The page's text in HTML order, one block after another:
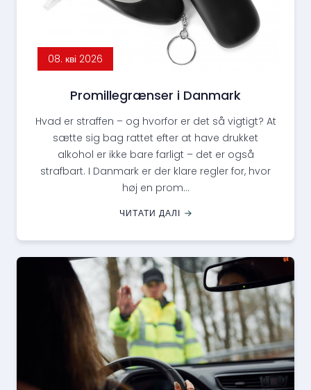
08. кві 2026
Promillegrænser i Danmark
Hvad er straffen – og hvorfor er det så vigtigt? At
sætte sig bag rattet efter at have drukket
alkohol er ikke bare farligt – det er også
strafbart. I Danmark er der klare regler for, hvor
høj en prom...
ЧИТАТИ ДАЛІ